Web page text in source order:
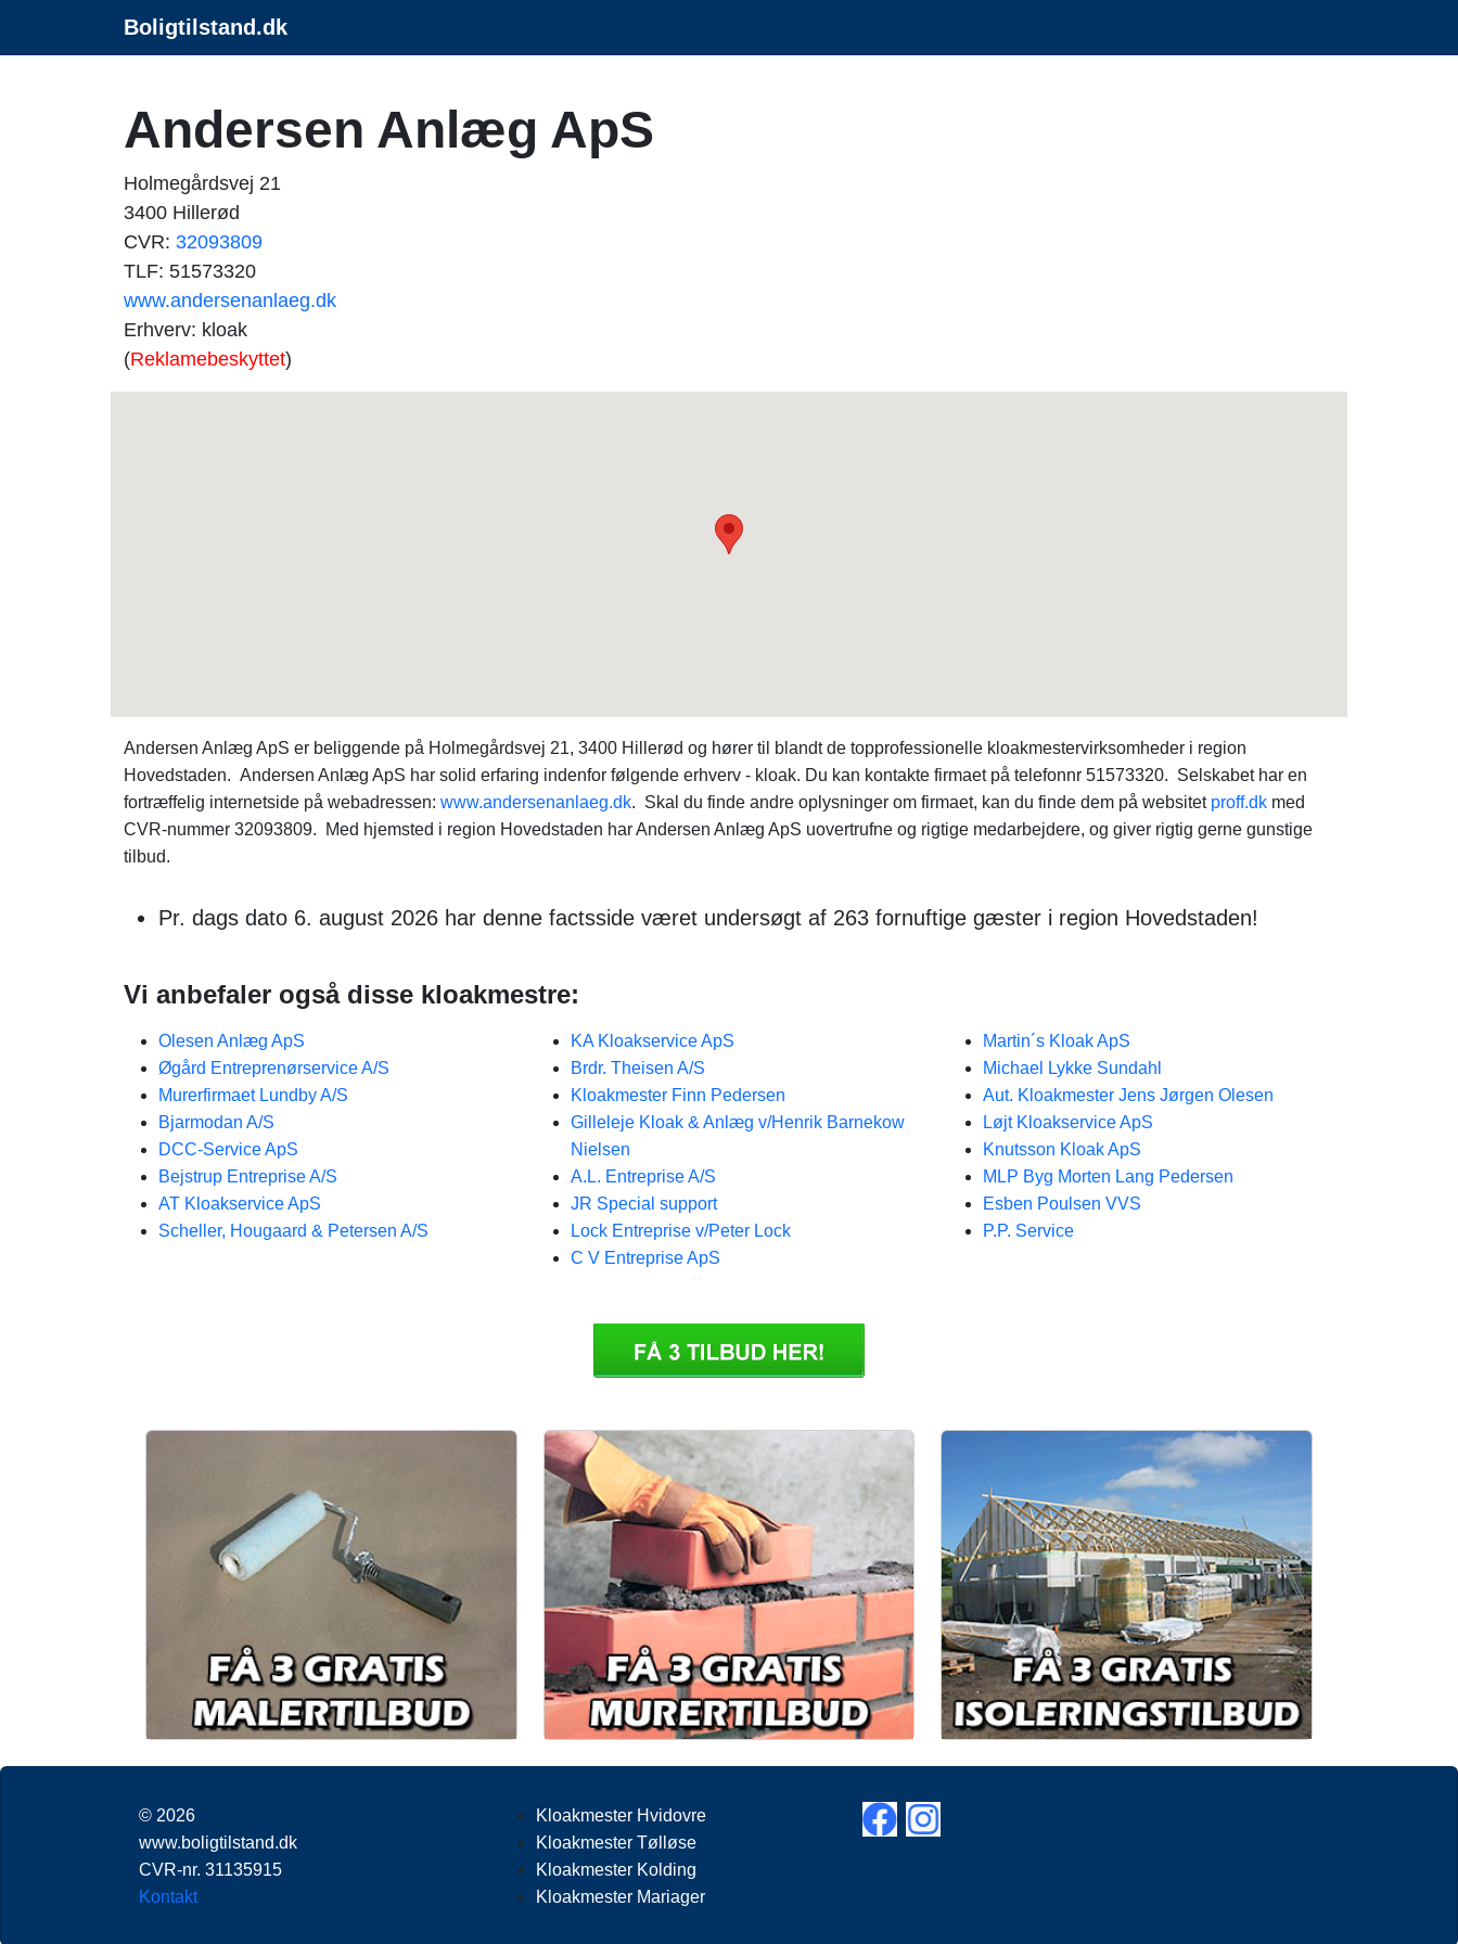
Boligtilstand.dk
Andersen Anlæg ApS
Holmegårdsvej 21
3400 Hillerød
CVR: 32093809
TLF: 51573320
www.andersenanlaeg.dk
Erhverv: kloak
(Reklamebeskyttet)
Andersen Anlæg ApS er beliggende på Holmegårdsvej 21, 3400 Hillerød og hører til blandt de topprofessionelle kloakmestervirksomheder i region
Hovedstaden. Andersen Anlæg ApS har solid erfaring indenfor følgende erhverv - kloak. Du kan kontakte firmaet på telefonnr 51573320. Selskabet har en
fortræffelig internetside på webadressen: www.andersenanlaeg.dk. Skal du finde andre oplysninger om firmaet, kan du finde dem på websitet proff.dk med
CVR-nummer 32093809. Med hjemsted i region Hovedstaden har Andersen Anlæg ApS uovertrufne og rigtige medarbejdere, og giver rigtig gerne gunstige
tilbud.
Pr. dags dato 6. august 2026 har denne factsside været undersøgt af 263 fornuftige gæster i region Hovedstaden!
Vi anbefaler også disse kloakmestre:
Olesen Anlæg ApS
Øgård Entreprenørservice A/S
Murerfirmaet Lundby A/S
Bjarmodan A/S
DCC-Service ApS
Bejstrup Entreprise A/S
AT Kloakservice ApS
Scheller, Hougaard & Petersen A/S
KA Kloakservice ApS
Brdr. Theisen A/S
Kloakmester Finn Pedersen
Gilleleje Kloak & Anlæg v/Henrik Barnekow
Nielsen
A.L. Entreprise A/S
JR Special support
Lock Entreprise v/Peter Lock
C V Entreprise ApS
Martin´s Kloak ApS
Michael Lykke Sundahl
Aut. Kloakmester Jens Jørgen Olesen
Løjt Kloakservice ApS
Knutsson Kloak ApS
MLP Byg Morten Lang Pedersen
Esben Poulsen VVS
P.P. Service
© 2026
www.boligtilstand.dk
CVR-nr. 31135915
Kontakt
Kloakmester Hvidovre
Kloakmester Tølløse
Kloakmester Kolding
Kloakmester Mariager